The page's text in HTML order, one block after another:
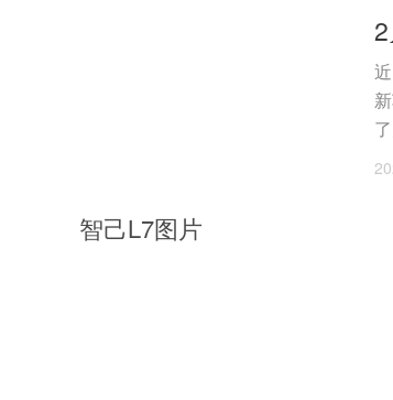
智己L7图片